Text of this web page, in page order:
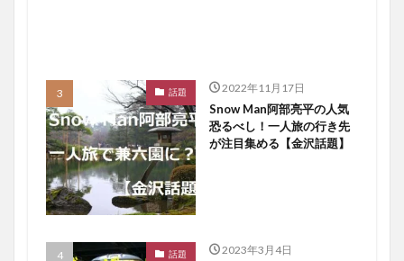
話題 2022年11月17日
Snow Man阿部亮平の人気
恐るべし！一人旅の行き先
が注目集める【金沢話題】
話題 2023年3月4日